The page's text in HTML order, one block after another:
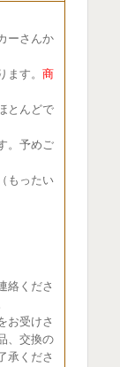
ーさんか
す。 商
とんどで
。予めご
もったい
絡くださ
お受けさ
、交換の
承くださ